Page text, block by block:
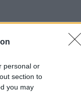
personal or
section to
you may